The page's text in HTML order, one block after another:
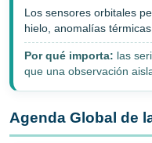
Los sensores orbitales
hielo, anomalías
Por qué importa: las
que una observación
Agenda Global de